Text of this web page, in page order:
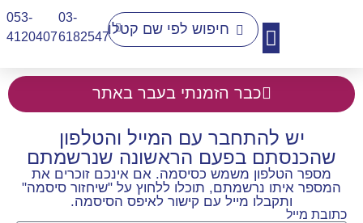
03-
6182547
053-
4120407​
כבר הזמנתי בעבר באתר
יש להתחבר עם המייל והטלפון
שהכנסתם בפעם הראשונה שנרשמתם
מספר הטלפון משמש כסיסמה. אם אינכם זוכרים את
המספר איתו נרשמתם, תוכלו ללחוץ על "שיחזור סיסמה"
ותקבלו מייל עם קישור לאיפס הסיסמה.
כתובת מייל